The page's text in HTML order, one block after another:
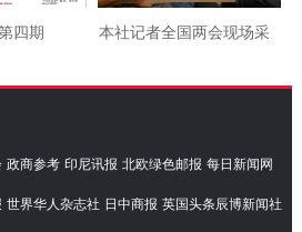
四期 本社记者全国两会现场采
访湖南代表团
政商参考 印尼讯报 北欧绿色邮报 每日新闻网
世界华人杂志社 日中商报 英国头条辰博新闻社